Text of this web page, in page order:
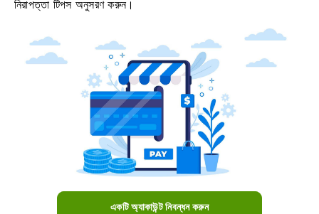
নিরাপত্তা টিপস অনুসরণ করুন।
একটি অ্যাকাউন্ট নিবন্ধন করুন